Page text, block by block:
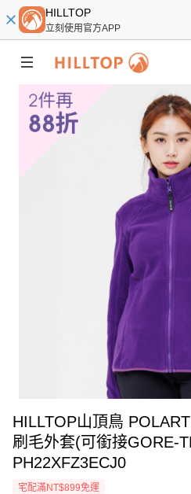
HILLTOP
立刻使用官方APP
HILLTOP山頂鳥
刷毛外套(可銜接GORE-
PH22XFZ3ECJ0
宅配滿NT$899免運